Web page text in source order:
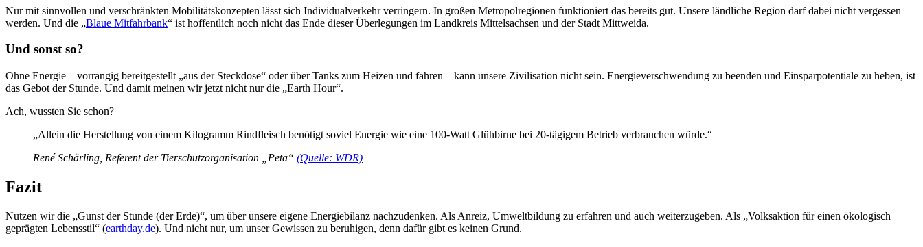
Nur mit sinnvollen und verschränkten Mobilitätskonzepten lässt sich Individualverkehr verringern. In großen Metropolregionen funktioniert das bereits gut. Unsere ländliche Region darf dabei nicht vergessen
werden. Und die „Blaue Mitfahrbank“ ist hoffentlich noch nicht das Ende dieser Überlegungen im Landkreis Mittelsachsen und der Stadt Mittweida.
Und sonst so?
Ohne Energie – vorrangig bereitgestellt „aus der Steckdose“ oder über Tanks zum Heizen und fahren – kann unsere Zivilisation nicht sein. Energieverschwendung zu beenden und Einsparpotentiale zu heben, ist
das Gebot der Stunde. Und damit meinen wir jetzt nicht nur die „Earth Hour“.
Ach, wussten Sie schon?
„Allein die Herstellung von einem Kilogramm Rindfleisch benötigt soviel Energie wie eine 100-Watt Glühbirne bei 20-tägigem Betrieb verbrauchen würde.“
René Schärling, Referent der Tierschutzorganisation „Peta“ (Quelle: WDR)
Fazit
Nutzen wir die „Gunst der Stunde (der Erde)“, um über unsere eigene Energiebilanz nachzudenken. Als Anreiz, Umweltbildung zu erfahren und auch weiterzugeben. Als „Volksaktion für einen ökologisch
geprägten Lebensstil“ (earthday.de). Und nicht nur, um unser Gewissen zu beruhigen, denn dafür gibt es keinen Grund.